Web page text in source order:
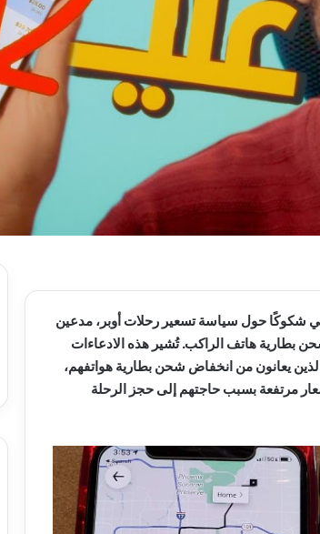
شكوكًا حول سياسة تسعير رحلات أوبر، مدعين
بطارية هاتف الراكب. تُشير هذه الادعاءات
يعانون من انخفاض شحن بطارية هواتفهم،
مرتفعة بسبب حاجتهم إلى حجز الرحلة